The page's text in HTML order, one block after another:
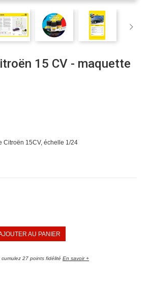
15 CV - maquette
Citroën 15CV, échelle 1/24
AU PANIER
27 points fidélité En savoir +